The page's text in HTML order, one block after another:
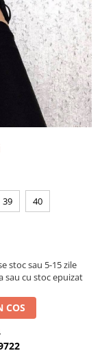
39 40
stoc sau 5-15 zile
sau cu stoc epuizat
COS